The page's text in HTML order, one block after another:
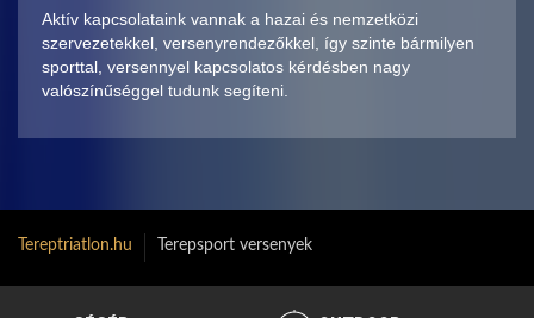
Aktív kapcsolataink vannak a hazai és nemzetközi
szervezetekkel, versenyrendezőkkel, így szinte bármilyen
sporttal, versennyel kapcsolatos kérdésben nagy
valószínűséggel tudunk segíteni.
Tereptriatlon.hu Terepsport versenyek